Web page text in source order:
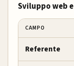
Sviluppo web
CAMPO
Referente